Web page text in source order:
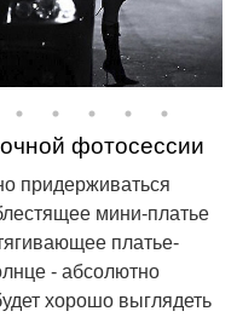
фотосессии
придерживаться
мини-платье
платье-
- абсолютно
хорошо выглядеть